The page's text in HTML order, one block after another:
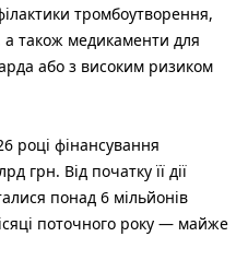
тромбоутворення,
також медикаменти для
або з високим ризиком
році фінансування
грн. Від початку її дії
понад 6 мільйонів
поточного року — майже